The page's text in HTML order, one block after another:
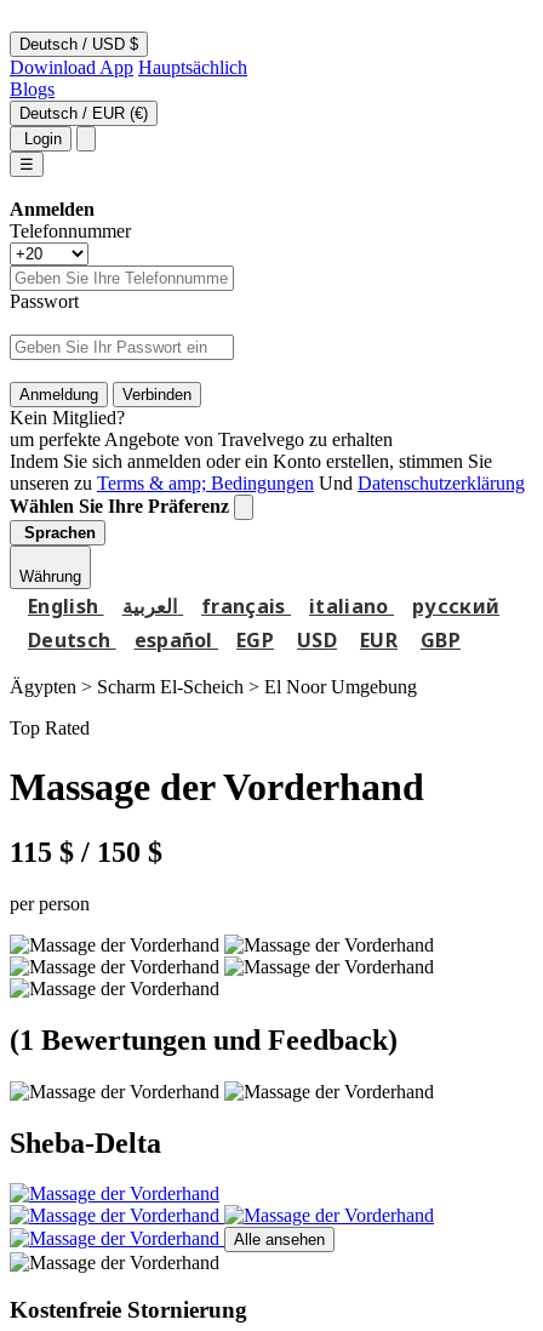
Deutsch / USD $
Dowinload App Hauptsächlich
Blogs
Deutsch / EUR (€)
Login
☰
Anmelden
Telefonnummer
Passwort
Anmeldung Verbinden
Kein Mitglied?
um perfekte Angebote von Travelvego zu erhalten
Indem Sie sich anmelden oder ein Konto erstellen, stimmen Sie
unseren zu Terms & amp; Bedingungen Und Datenschutzerklärung
Wählen Sie Ihre Präferenz
Sprachen
Währung
English français italiano
русский
Deutsch
español EGP USD EUR GBP
Ägypten > Scharm El-Scheich > El Noor Umgebung
Top Rated
Massage der Vorderhand
115 $ / 150 $
per person
(1 Bewertungen und Feedback)
Sheba-Delta
Alle ansehen
Kostenfreie Stornierung